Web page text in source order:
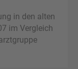
in den alten
im Vergleich